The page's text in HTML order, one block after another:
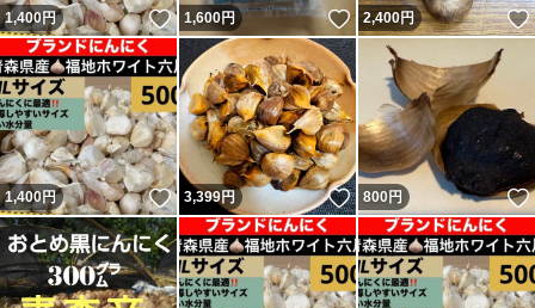
1,400円 いいね！
1,600円 いいね！
2,400円
1,400円 いいね！
3,399円 いいね！
800円